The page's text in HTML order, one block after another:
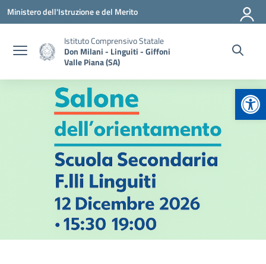
Vai ai contenuti
Vai al menu di navigazione
Vai al footer
Ministero dell'Istruzione e del Merito
Istituto Comprensivo Statale
Don Milani - Linguiti - Giffoni
Valle Piana (SA)